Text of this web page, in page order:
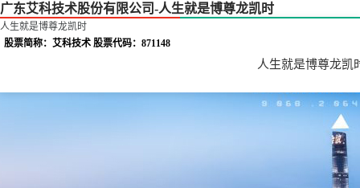
广东艾科技术股份有限公司-人生就是博尊龙凯时
人生就是博尊龙凯时
股票简称：艾科技术 股票代码：871148
人生就是博尊龙凯